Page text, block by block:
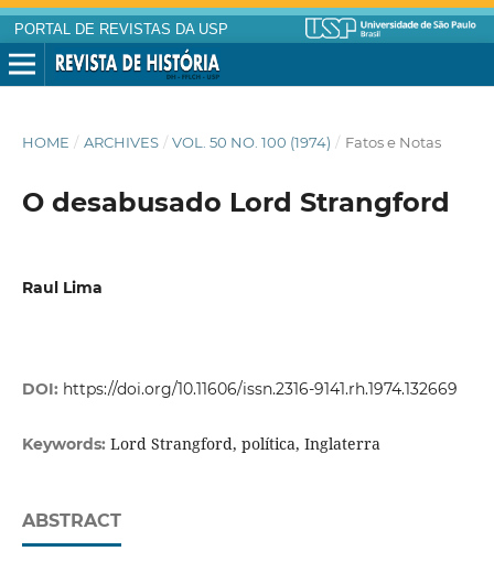
PORTAL DE REVISTAS DA USP
HOME / ARCHIVES / VOL. 50 NO. 100 (1974) / Fatos e Notas
O desabusado Lord Strangford
Raul Lima
DOI: https://doi.org/10.11606/issn.2316-9141.rh.1974.132669
Keywords: Lord Strangford, política, Inglaterra
ABSTRACT